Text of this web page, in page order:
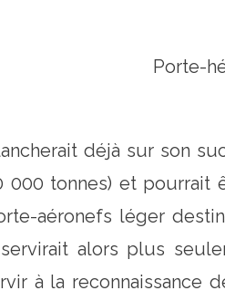
hélicoptères
déjà sur son
000 tonnes) et pourrait
aéronefs léger
alors plus
à la reconnaissance